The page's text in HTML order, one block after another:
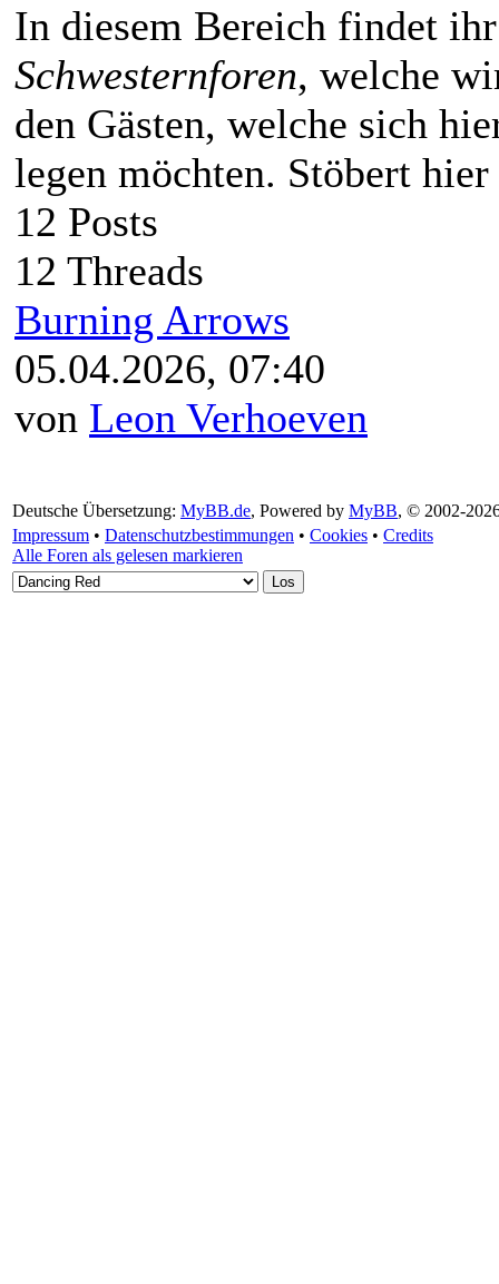
In diesem Bereich findet
Schwesternforen, welche
den Gästen, welche sich
legen möchten. Stöbert
12 Posts
12 Threads
Burning Arrows
05.04.2026, 07:40
von Leon Verhoeven
Deutsche Übersetzung: MyBB.de, Powered by MyBB, © 2002-
Impressum • Datenschutzbestimmungen • Cookies • Credits
Alle Foren als gelesen markieren